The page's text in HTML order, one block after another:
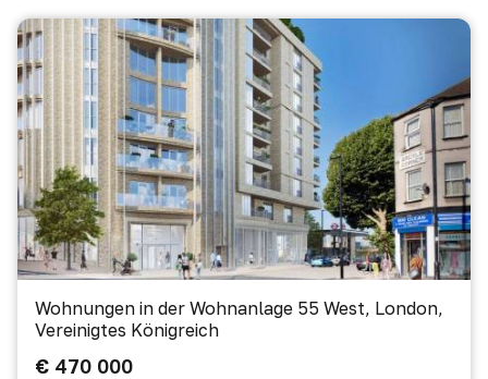
Wohnungen in der Wohnanlage 55 West, London,
Vereinigtes Königreich
€ 470 000